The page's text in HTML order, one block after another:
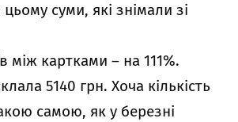
суми, які знімали зі
між картками – на 111%.
5140 грн. Хоча кількість
самою, як у березні